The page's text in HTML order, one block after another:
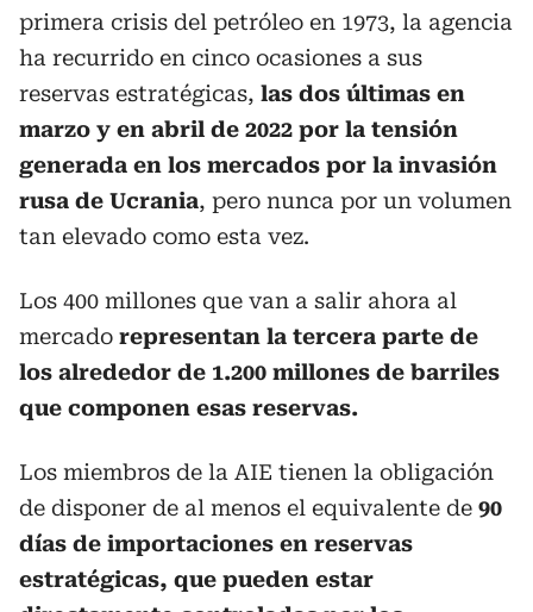
primera crisis del petróleo en 1973, la agencia
ha recurrido en cinco ocasiones a sus
reservas estratégicas, las dos últimas en
marzo y en abril de 2022 por la tensión
generada en los mercados por la invasión
rusa de Ucrania, pero nunca por un volumen
tan elevado como esta vez.
Los 400 millones que van a salir ahora al
mercado representan la tercera parte de
los alrededor de 1.200 millones de barriles
que componen esas reservas.
Los miembros de la AIE tienen la obligación
de disponer de al menos el equivalente de 90
días de importaciones en reservas
estratégicas, que pueden estar